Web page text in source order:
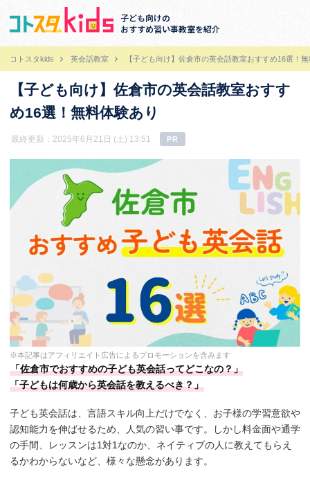
子ども向けの
おすすめ習い事教室を紹介
コトスタkids 英会話教室 【子ども向け】佐倉市の英会話教室おすすめ16選！
【子ども向け】佐倉市の英会話教室おすす
め16選！無料体験あり
最終更新：2025年6月21日 (土) 13:51 PR
※本記事はアフィリエイト広告によるプロモーションを含みます
「佐倉市でおすすめの子ども英会話ってどこなの？」
「子どもは何歳から英会話を教えるべき？」
子ども英会話は、言語スキル向上だけでなく、お子様の学習意欲や
認知能力を伸ばせるため、人気の習い事です。しかし料金面や通学
の手間、レッスンは1対1なのか、ネイティブの人に教えてもらえ
るかわからないなど、様々な懸念があります。